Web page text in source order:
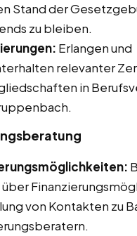
Stand der
zu bleiben.
Erlangen und
relevanter
in
über
von Kontakten zu